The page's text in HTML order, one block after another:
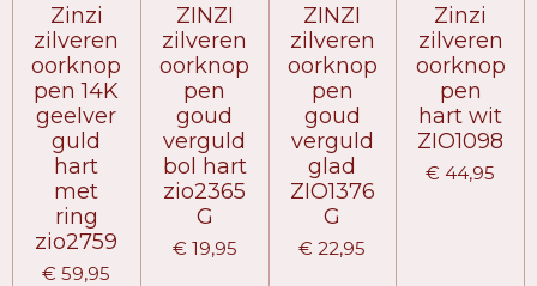
Zinzi
zilveren
oorknop
pen 14K
geelver
guld
hart
met
ring
zio2759
€ 59,95
ZINZI
zilveren
oorknop
pen
goud
verguld
bol hart
zio2365
G
€ 19,95
ZINZI
zilveren
oorknop
pen
goud
verguld
glad
ZIO1376
G
€ 22,95
Zinzi
zilveren
oorknop
pen
hart wit
ZIO1098
€ 44,95